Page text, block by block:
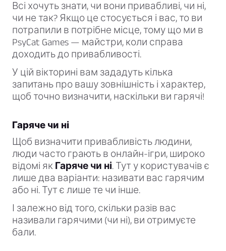
Всі хочуть знати, чи вони привабливі, чи ні,
чи не так? Якщо це стосується і вас, то ви
потрапили в потрібне місце, тому що ми в
PsyCat Games — майстри, коли справа
доходить до привабливості.
У цій вікторині вам зададуть кілька
запитань про вашу зовнішність і характер,
щоб точно визначити, наскільки ви гарячі!
Гаряче чи ні
Щоб визначити привабливість людини,
люди часто грають в онлайн-ігри, широко
відомі як Гаряче чи ні. Тут у користувачів є
лише два варіанти: називати вас гарячим
або ні. Тут є лише те чи інше.
І залежно від того, скільки разів вас
називали гарячими (чи ні), ви отримуєте
бали.